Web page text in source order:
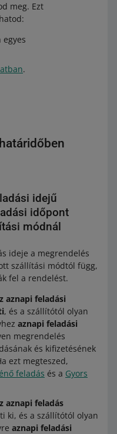
meg. Ezt
.
idejű
időpont
módnál
ideje a megrendelés
szállítási módtól függ,
fel a rendelést.
aznapi feladási
, és a szállítótól olyan
aznapi feladási
megrendelés
és kifizetésének
ezt megteszed,
feladás és a Gyors
aznapi feladás
ki, és a szállítótól olyan
aznapi feladási